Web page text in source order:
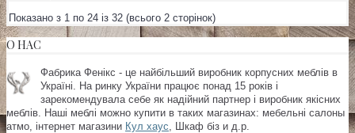
Показано з 1 по 24 із 32 (всього 2 сторінок)
О НАС
Фабрика Фенікс - це найбільший виробник корпусних меблів в
Україні. На ринку України працює понад 15 років і
зарекомендувала себе як надійний партнер і виробник якісних
меблів. Наші меблі можно купити в таких магазинах: мебельні салоны
атмо, інтернет магазини Кул хаус , Шкаф біз и д.р.